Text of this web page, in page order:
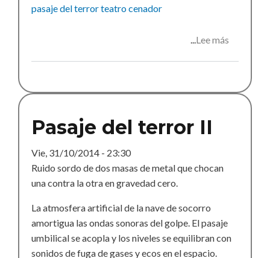
pasaje del terrorteatrocenador
Lee más
terror
Pasaje del terror II
Vie, 31/10/2014 - 23:30
Ruido sordo de dos masas de metal que chocan
una contra la otra en gravedad cero.
La atmosfera artificial de la nave de socorro
amortigua las ondas sonoras del golpe. El pasaje
umbilical se acopla y los niveles se equilibran con
sonidos de fuga de gases y ecos en el espacio.